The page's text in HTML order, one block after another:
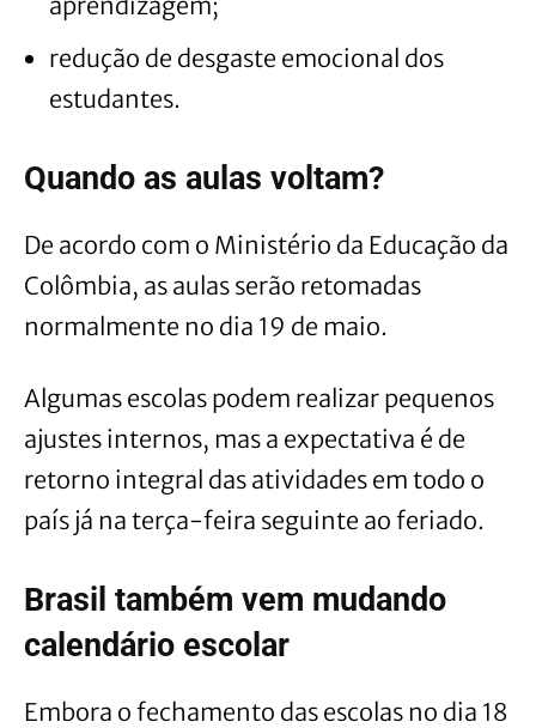
redução de desgaste emocional dos
estudantes.
Quando as aulas voltam?
De acordo com o Ministério da Educação da
Colômbia, as aulas serão retomadas
normalmente no dia 19 de maio.
Algumas escolas podem realizar pequenos
ajustes internos, mas a expectativa é de
retorno integral das atividades em todo o
país já na terça-feira seguinte ao feriado.
Brasil também vem mudando
calendário escolar
Embora o fechamento das escolas no dia 18